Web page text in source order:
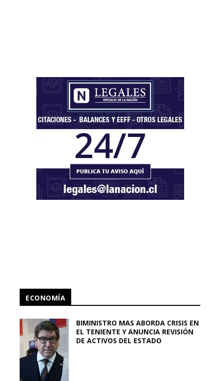
ECONOMÍA
BIMINISTRO MAS ABORDA CRISIS EN
EL TENIENTE Y ANUNCIA REVISIÓN
DE ACTIVOS DEL ESTADO